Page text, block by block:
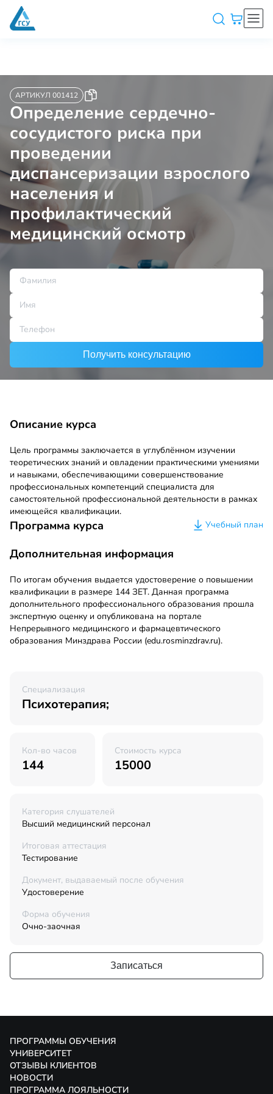
АРТИКУЛ 001412
Определение сердечно-
сосудистого риска при
проведении
диспансеризации взрослого
населения и
профилактический
медицинский осмотр
Получить консультацию
Описание курса
Цель программы заключается в углублённом изучении
теоретических знаний и овладении практическими умениями
и навыками, обеспечивающими совершенствование
профессиональных компетенций специалиста для
самостоятельной профессиональной деятельности в рамках
имеющейся квалификации.
Программа курса Учебный план
Дополнительная информация
По итогам обучения выдается удостоверение о повышении
квалификации в размере 144 ЗЕТ. Данная программа
дополнительного профессионального образования прошла
экспертную оценку и опубликована на портале
Непрерывного медицинского и фармацевтического
образования Минздрава России (edu.rosminzdrav.ru).
Специализация
Психотерапия;
Кол-во часов
144
Стоимость курса
15000
Категория слушателей
Высший медицинский персонал
Итоговая аттестация
Тестирование
Документ, выдаваемый после обучения
Удостоверение
Форма обучения
Очно-заочная
Записаться
ПРОГРАММЫ ОБУЧЕНИЯ
УНИВЕРСИТЕТ
ОТЗЫВЫ КЛИЕНТОВ
НОВОСТИ
ПРОГРАММА ЛОЯЛЬНОСТИ